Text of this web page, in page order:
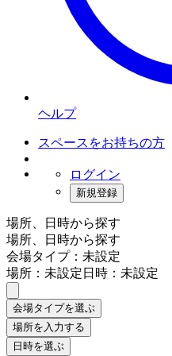
ヘルプ
スペースをお持ちの方
ログイン
新規登録
場所、日時から探す
場所、日時から探す
会場タイプ：未設定
場所：未設定日時：未設定
会場タイプを選ぶ
場所を入力する
日時を選ぶ